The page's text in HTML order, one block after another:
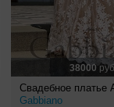
38000
Свадебное платье
Gabbiano